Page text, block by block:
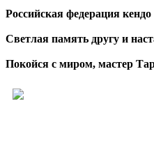
Российская федерация
Светлая память другу и
Покойся с миром, мастер